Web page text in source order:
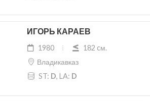
ИГОРЬ КАРАЕВ
1980
182 cм.
Владикавказ
ST: D, LA: D